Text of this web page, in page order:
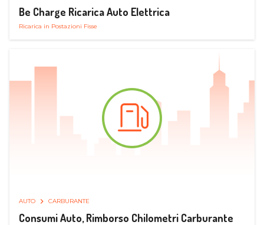
Be Charge Ricarica Auto Elettrica
Ricarica in Postazioni Fisse
AUTO CARBURANTE
Consumi Auto, Rimborso Chilometri Carburante